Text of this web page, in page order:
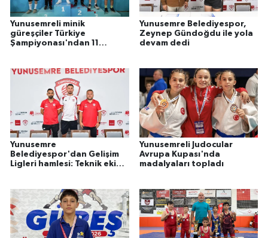
Yunusemreli minik
güreşçiler Türkiye
Şampiyonası'ndan 11
Yunusemre Belediyespor,
Zeynep Gündoğdu ile yola
devam dedi
Yunusemre
Belediyespor'dan Gelişim
Ligleri hamlesi: Teknik ekip
Yunusemreli Judocular
Avrupa Kupası'nda
madalyaları topladı